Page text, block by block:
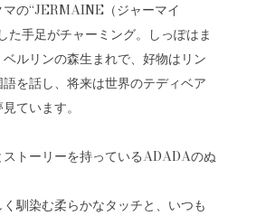
の“JERMAINE（ジャーマイ
た手足がチャーミング。しっぽはま
ルリンの森生まれで、好物はリン
を話し、将来は世界のテディベア
ています。
ストーリーを持っているADADAのぬ
く馴染む柔らかなタッチと、いつも